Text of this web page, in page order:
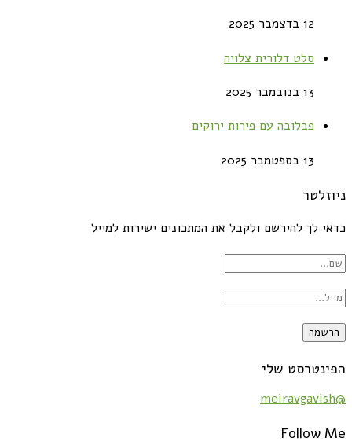
12 בדצמבר 2025
סלט דלורית צלויה
13 בנובמבר 2025
פבלובה עם פירות ירוקים
13 בספטמבר 2025
ניוזלטר
כדאי לך להירשם ולקבל את המתכונים ישירות למייל
הפינטרסט שלי
@meiravgavish
Follow Me